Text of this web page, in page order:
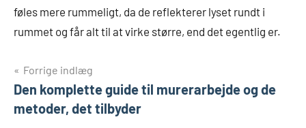
føles mere rummeligt, da de reflekterer lyset rundt i
rummet og får alt til at virke større, end det egentlig er.
Indlægsnavigation
Forrige indlæg
Den komplette guide til murerarbejde og de
metoder, det tilbyder